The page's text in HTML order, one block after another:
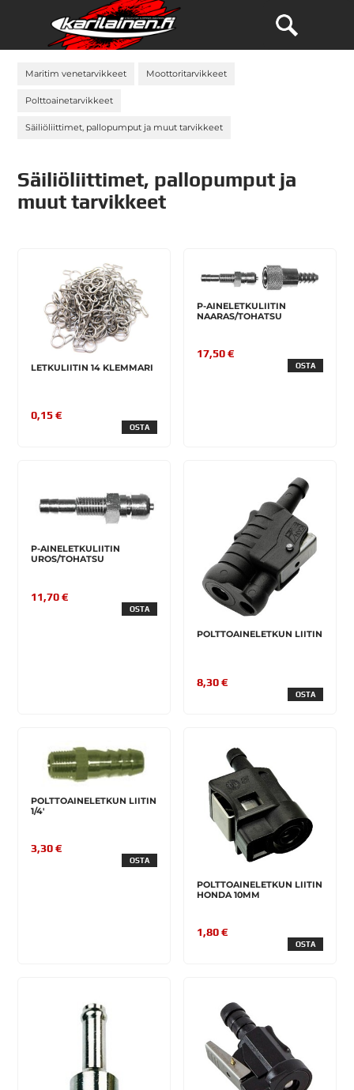
Maritim venetarvikkeet Moottoritarvikkeet
Polttoainetarvikkeet
Säiliöliittimet, pallopumput ja muut tarvikkeet
Säiliöliittimet, pallopumput ja
muut tarvikkeet
LETKULIITIN 14 KLEMMARI
0,15 €
OSTA
P-AINELETKULIITIN
NAARAS/TOHATSU
17,50 €
OSTA
P-AINELETKULIITIN
UROS/TOHATSU
11,70 €
OSTA
POLTTOAINELETKUN LIITIN
8,30 €
OSTA
POLTTOAINELETKUN LIITIN
1/4'
3,30 €
OSTA
POLTTOAINELETKUN LIITIN
HONDA 10MM
1,80 €
OSTA